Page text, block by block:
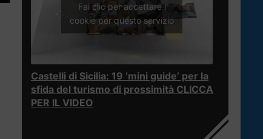
Fai clic per accettare i
cookie per questo servizio
Castelli di Sicilia: 19 ‘mini guide’ per la
sfida del turismo di prossimità CLICCA
PER IL VIDEO